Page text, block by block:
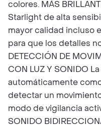
colores. MÁS
Starlight de alta
mayor calidad incluso
para que los detalles
DETECCIÓN DE
CON LUZ Y SONIDO
automáticamente
detectar un
modo de vigilancia
SONIDO